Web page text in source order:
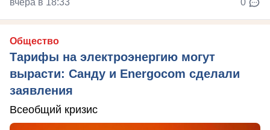
вчера в 18:33 0
Общество
Тарифы на электроэнергию могут
вырасти: Санду и Energocom сделали
заявления
Всеобщий кризис